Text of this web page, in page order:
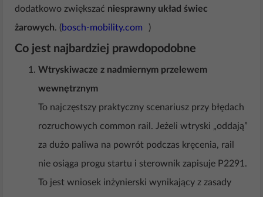
dodatkowo zwiększać niesprawny układ świec
żarowych. (bosch-mobility.com )
Co jest najbardziej prawdopodobne
Wtryskiwacze z nadmiernym przelewem
wewnętrznym
To najczęstszy praktyczny scenariusz przy błędach
rozruchowych common rail. Jeżeli wtryski „oddają”
za dużo paliwa na powrót podczas kręcenia, rail
nie osiąga progu startu i sterownik zapisuje P2291.
To jest wniosek inżynierski wynikający z zasady